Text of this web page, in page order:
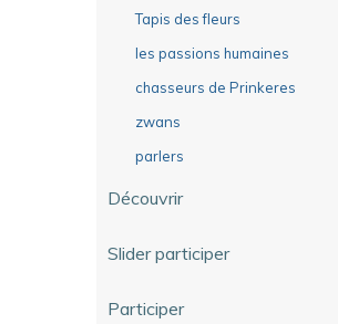
Tapis des fleurs
les passions humaines
chasseurs de Prinkeres
zwans
parlers
Découvrir
Slider participer
Participer